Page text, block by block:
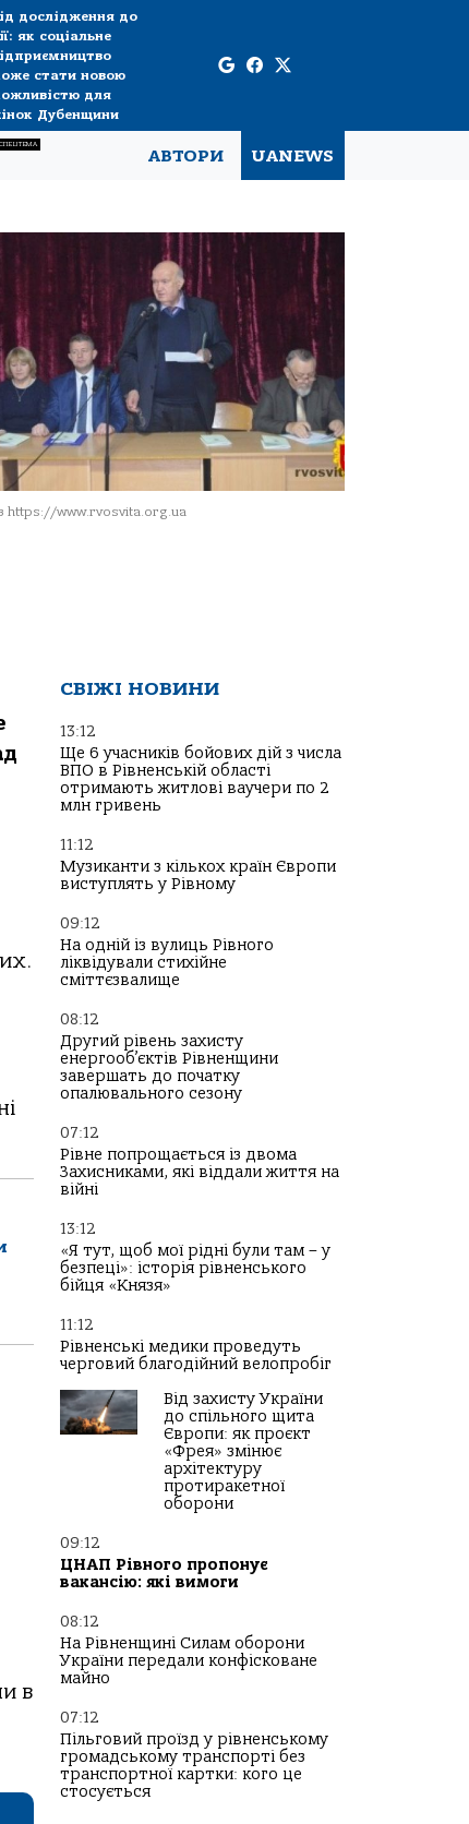
дослідження до
як соціальне
стати новою
для
Дубенщини
СПЕЦТЕМА
АВТОРИ UANEWS
https://www.rvosvita.org.ua
в
СВІЖІ НОВИНИ
13:12
Ще 6 учасників бойових дій з числа
ВПО в Рівненській області
отримають житлові ваучери по 2
млн гривень
11:12
Музиканти з кількох країн Європи
виступлять у Рівному
09:12
На одній із вулиць Рівного
ліквідували стихійне
сміттєзвалище
08:12
Другий рівень захисту
енергооб’єктів Рівненщини
завершать до початку
опалювального сезону
07:12
Рівне попрощається із двома
Захисниками, які віддали життя на
війні
13:12
«Я тут, щоб мої рідні були там – у
безпеці»: історія рівненського
бійця «Князя»
11:12
Рівненські медики проведуть
черговий благодійний велопробіг
Від захисту України
до спільного щита
Європи: як проєкт
«Фрея» змінює
архітектуру
протиракетної
оборони
09:12
ЦНАП Рівного пропонує
вакансію: які вимоги
08:12
На Рівненщині Силам оборони
України передали конфісковане
майно
07:12
Пільговий проїзд у рівненському
громадському транспорті без
транспортної картки: кого це
стосується